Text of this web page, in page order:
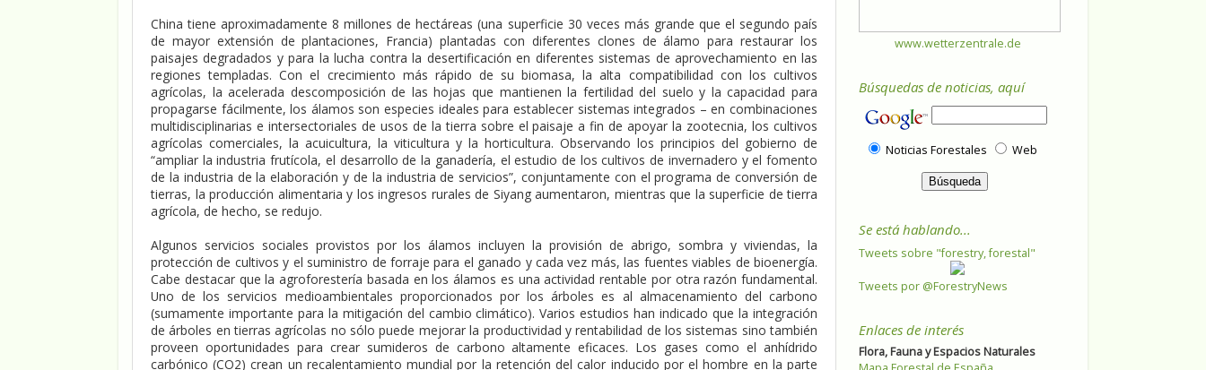
China tiene aproximadamente 8 millones de hectáreas (una superficie 30 veces más grande que el segundo país
de mayor extensión de plantaciones, Francia) plantadas con diferentes clones de álamo para restaurar los
paisajes degradados y para la lucha contra la desertificación en diferentes sistemas de aprovechamiento en las
regiones templadas. Con el crecimiento más rápido de su biomasa, la alta compatibilidad con los cultivos
agrícolas, la acelerada descomposición de las hojas que mantienen la fertilidad del suelo y la capacidad para
propagarse fácilmente, los álamos son especies ideales para establecer sistemas integrados – en combinaciones
multidisciplinarias e intersectoriales de usos de la tierra sobre el paisaje a fin de apoyar la zootecnia, los cultivos
agrícolas comerciales, la acuicultura, la viticultura y la horticultura. Observando los principios del gobierno de
“ampliar la industria frutícola, el desarrollo de la ganadería, el estudio de los cultivos de invernadero y el fomento
de la industria de la elaboración y de la industria de servicios”, conjuntamente con el programa de conversión de
tierras, la producción alimentaria y los ingresos rurales de Siyang aumentaron, mientras que la superficie de tierra
agrícola, de hecho, se redujo.
Algunos servicios sociales provistos por los álamos incluyen la provisión de abrigo, sombra y viviendas, la
protección de cultivos y el suministro de forraje para el ganado y cada vez más, las fuentes viables de bioenergía.
Cabe destacar que la agroforestería basada en los álamos es una actividad rentable por otra razón fundamental.
Uno de los servicios medioambientales proporcionados por los árboles es al almacenamiento del carbono
(sumamente importante para la mitigación del cambio climático). Varios estudios han indicado que la integración
de árboles en tierras agrícolas no sólo puede mejorar la productividad y rentabilidad de los sistemas sino también
proveen oportunidades para crear sumideros de carbono altamente eficaces. Los gases como el anhídrido
carbónico (CO2) crean un recalentamiento mundial por la retención del calor inducido por el hombre en la parte
www.wetterzentrale.de
Búsquedas de noticias, aquí
Noticias Forestales Web
Se está hablando...
Tweets sobre "forestry, forestal"
Tweets por @ForestryNews
Enlaces de interés
Flora, Fauna y Espacios Naturales